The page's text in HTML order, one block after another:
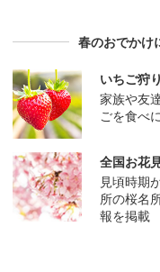
春のおでかけ
いちご狩
家族や友
ごを食べ
全国お花
見頃時期
所の桜名
報を掲載